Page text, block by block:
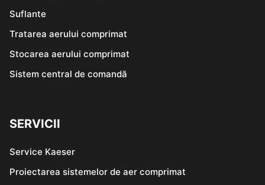
Suflante
Tratarea aerului comprimat
Stocarea aerului comprimat
Sistem central de comandă
SERVICII
Service Kaeser
Proiectarea sistemelor de aer comprimat